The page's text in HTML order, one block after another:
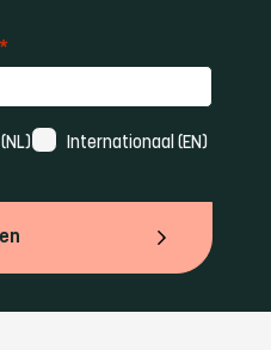
Internationaal (EN)